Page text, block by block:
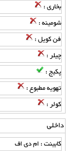
بخاری :
شومینه :
فن کویل :
چیلر :
پکیج :
تهویه مطبوع :
کولر :
داخلی
کابینت : ام دی اف